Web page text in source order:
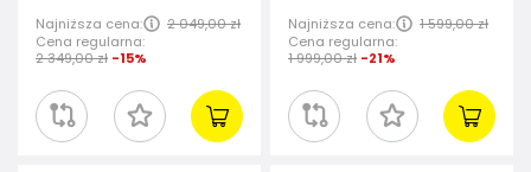
Najniższa cena:
2 049,00 zł
Cena regularna:
2 349,00 zł -15%
Najniższa cena:
1 599,00 zł
Cena regularna:
1 999,00 zł -21%